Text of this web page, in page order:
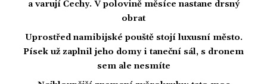
a varují Čechy. V polovině měsíce nastane drsný
obrat
Uprostřed namibijské pouště stojí luxusní město.
Písek už zaplnil jeho domy i taneční sál, s dronem
sem ale nesmíte